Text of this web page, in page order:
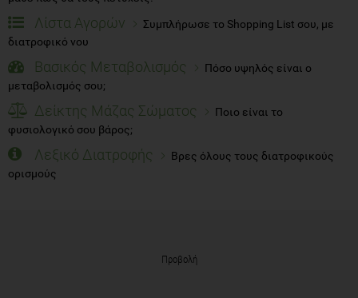
Λίστα Αγορών
Συμπλήρωσε το Shopping List σου, με
διατροφικό νου
Βασικός Μεταβολισμός
Πόσο υψηλός είναι ο
μεταβολισμός σου;
Δείκτης Μάζας Σώματος
Ποιο είναι το
φυσιολογικό σου βάρος;
Λεξικό Διατροφής
Βρες όλους τους διατροφικούς
ορισμούς
Προβολή